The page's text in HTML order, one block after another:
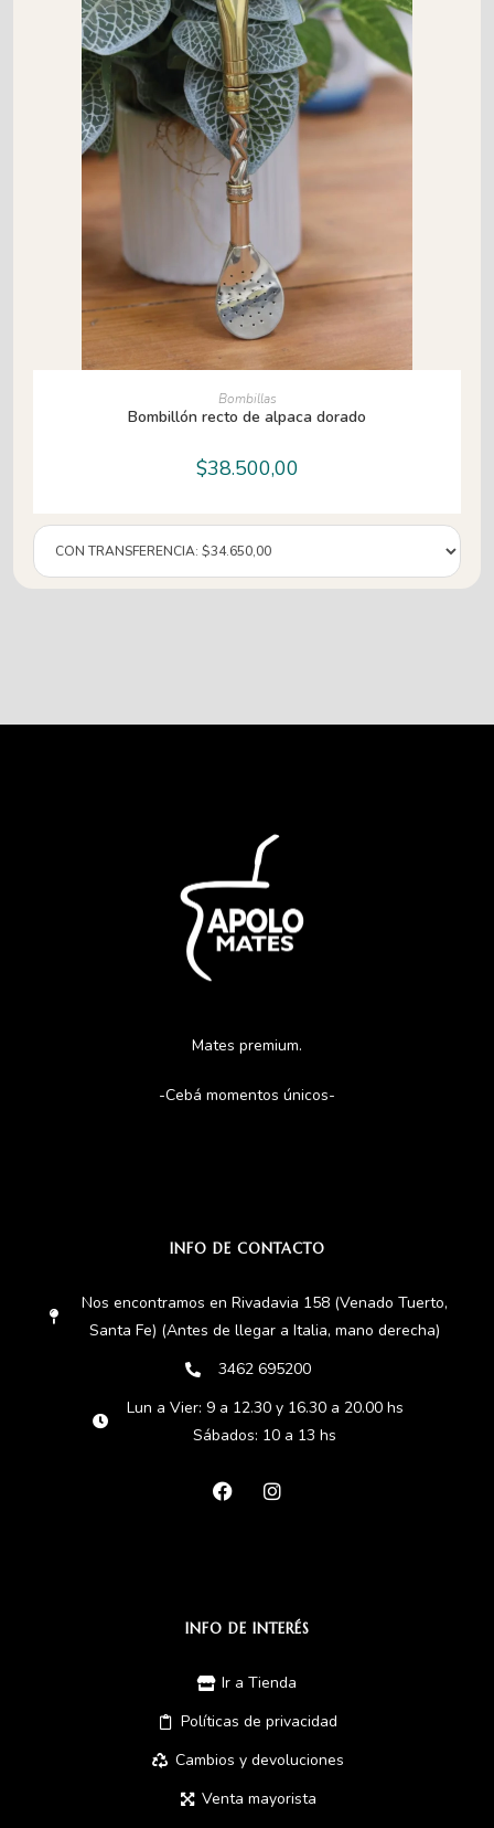
AÑADIR AL CARRITO
Bombillas
Bombillón recto de alpaca dorado
$38.500,00
Mates premium.
-Cebá momentos únicos-
INFO DE CONTACTO
Nos encontramos en Rivadavia 158 (Venado Tuerto,
Santa Fe) (Antes de llegar a Italia, mano derecha)
3462 695200
Lun a Vier: 9 a 12.30 y 16.30 a 20.00 hs
Sábados: 10 a 13 hs
INFO DE INTERÉS
Ir a Tienda
Políticas de privacidad
Cambios y devoluciones
Venta mayorista